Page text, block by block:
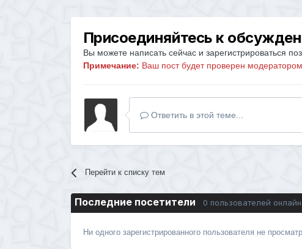
Присоединяйтесь к
Вы можете написать сейчас и зарегистрироваться
Примечание: Ваш пост будет проверен
Ответить в этой теме...
Перейти к списку тем
Последние посетители 0 пользователей онлайн
Ни одного зарегистрированного пользователя не